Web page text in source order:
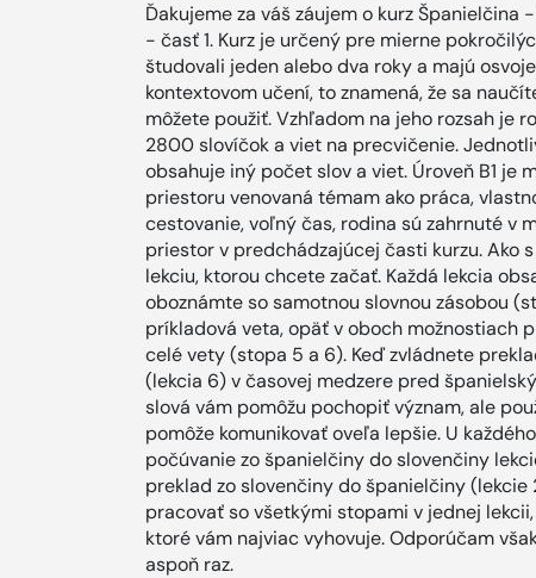
Ďakujeme za váš záujem o kurz Španielčina
- časť 1. Kurz je určený pre mierne
študovali jeden alebo dva roky a majú
kontextovom učení, to znamená, že sa
môžete použiť. Vzhľadom na jeho rozsah je
2800 slovíčok a viet na precvičenie.
obsahuje iný počet slov a viet. Úroveň B1 je
priestoru venovaná témam ako práca,
cestovanie, voľný čas, rodina sú zahrnuté v
priestor v predchádzajúcej časti kurzu. Ako
lekciu, ktorou chcete začať. Každá lekcia
oboznámte so samotnou slovnou zásobou
príkladová veta, opäť v oboch možnostiach
celé vety (stopa 5 a 6). Keď zvládnete
(lekcia 6) v časovej medzere pred
slová vám pomôžu pochopiť význam, ale
pomôže komunikovať oveľa lepšie. U
počúvanie zo španielčiny do slovenčiny
preklad zo slovenčiny do španielčiny
pracovať so všetkými stopami v jednej
ktoré vám najviac vyhovuje. Odporúčam
aspoň raz.